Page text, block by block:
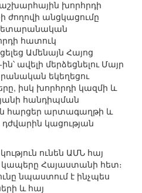
խորհրդի
ժողովի անցկացումը
հատուկ
Ամենայն Հայոց
ավելի մերձեցնելու Մայր
եկեղեցու
իսկ խորհրդի կազմի և
հանդիպման
հարցեր արտագաղթի և
կացության
ունեն ԱՄՆ հայ
Հայաստանի հետ։
նպաստում է ինչպես
և հայ